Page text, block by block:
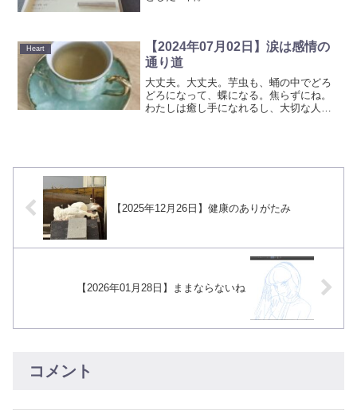
Heart
【2024年07月02日】涙は感情の
通り道
大丈夫。大丈夫。芋虫も、蛹の中でどろ
どろになって、蝶になる。焦らずにね。
わたしは癒し手になれるし、大切な人た
【2025年12月26日】健康のありがたみ
【2026年01月28日】ままならないね
コメント